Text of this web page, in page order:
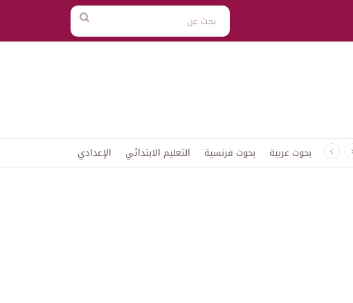
بحث
عن
بحوث عربية بحوث فرنسية التعليم الابتدائي الإعدادي